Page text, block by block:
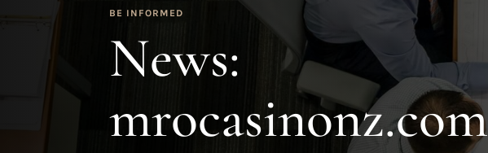
BE INFORMED
News:
mrocasinonz.com